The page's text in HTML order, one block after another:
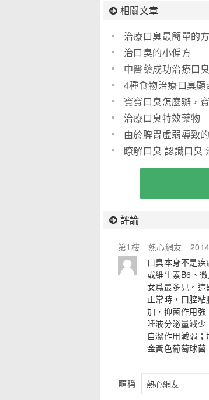
相關文章
治療口臭最簡單的
治口臭的小偏方
中醫藥成功治療口
隅回顧
4種食物治療口臭顯
寶寶口臭怎麼辦，
辦法治療口臭特效藥物
由於脾胃虛弱導致
呢？瞭解口臭 認識口臭
除口臭
評論
第1樓 熱心網友
口臭本身不是疾
或維生素B6、
女爲最多見。
正常時，口腔
加，抑菌作用強
唾液分泌量減
自潔作用減弱
金黃色葡萄球
暱稱